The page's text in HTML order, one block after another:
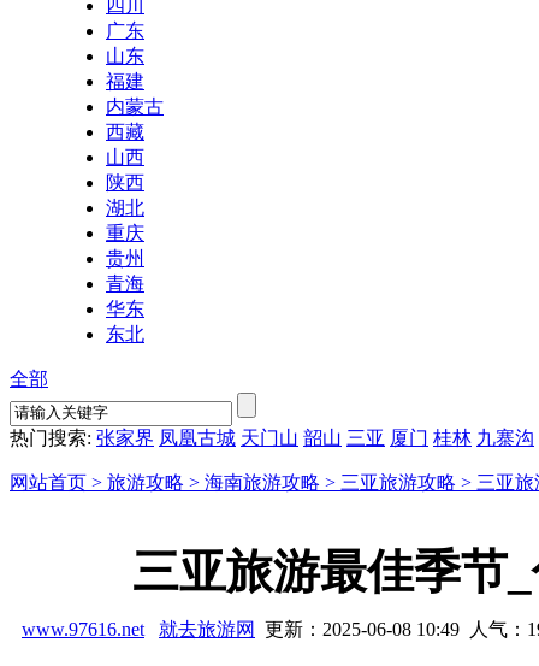
四川
广东
山东
福建
内蒙古
西藏
山西
陕西
湖北
重庆
贵州
青海
华东
东北
全部
热门搜索: 张家界 凤凰古城 天门山 韶山 三亚 厦门 桂林 九寨沟
网站首页 > 旅游攻略 > 海南旅游攻略 > 三亚旅游攻略 > 三亚旅
三亚旅游最佳季节
www.97616.net 就去旅游网 更新：2025-06-08 10:49 人气：